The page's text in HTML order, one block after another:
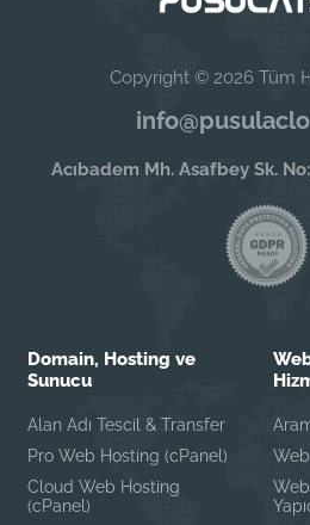
Copyright © 2026 Tüm
Acıbadem Mh. Asafbey Sk.
Domain, Hosting ve
Sunucu
Alan Adı Tescil & Transfer
Pro Web Hosting (cPanel)
Cloud Web Hosting
(cPanel)